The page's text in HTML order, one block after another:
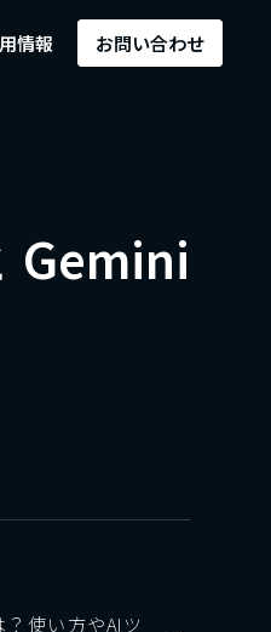
情報 お問い合わせ
Gemini
？使い方やAIツ